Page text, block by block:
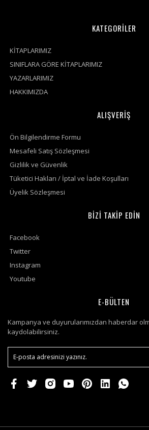
KATEGORİLER
KİTAPLARIMIZ
SINIFLARA GÖRE KİTAPLARIMIZ
YAZARLARIMIZ
HAKKIMIZDA
ALIŞVERİŞ
Ön Bilgilendirme Formu
Mesafeli Satış Sözleşmesi
Gizlilik ve Güvenlik
Tüketici Hakları / İptal ve İade Koşulları
Üyelik Sözleşmesi
BİZİ TAKİP EDİN
Facebook
Twitter
Instagram
Youtube
E-BÜLTEN
Kampanya ve duyurularımızdan haberdar
kaydolabilirsiniz.